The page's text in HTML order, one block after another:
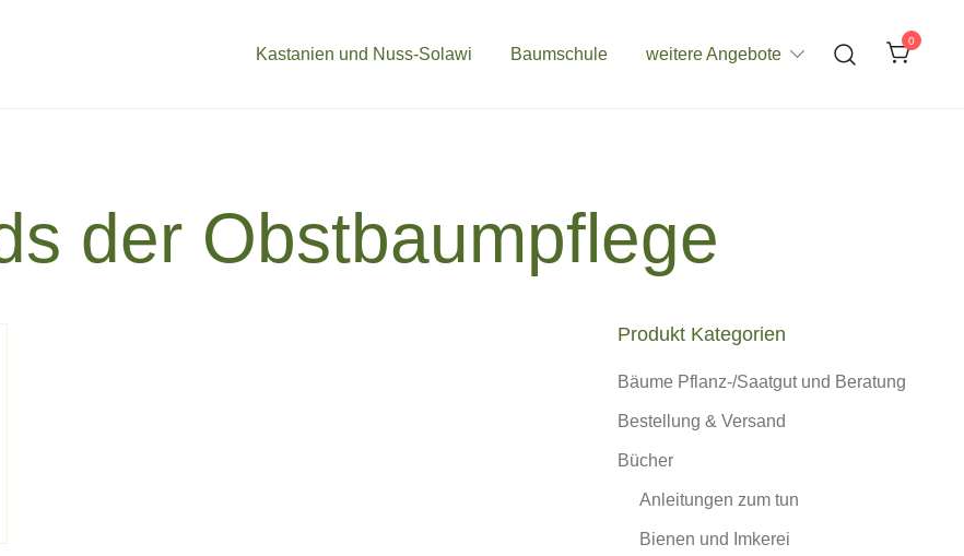
Kastanien und Nuss-Solawi Baumschule weitere Angebote
0
der Obstbaumpflege
Produkt Kategorien
Bäume Pflanz-/Saatgut und Beratung
Bestellung & Versand
Bücher
Anleitungen zum tun
Bienen und Imkerei